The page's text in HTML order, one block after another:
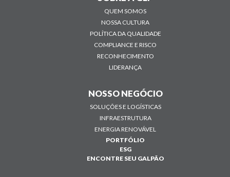
QUEM SOMOS
NOSSA CULTURA
POLÍTICA DA QUALIDADE
COMPLIANCE E RISCO
RECONHECIMENTO
LIDERANÇA
NOSSO NEGÓCIO
SOLUÇÕES E LOGÍSTICAS
INFRAESTRUTURA
ENERGIA RENOVÁVEL
PORTFÓLIO
ESG
ENCONTRE SEU GALPÃO